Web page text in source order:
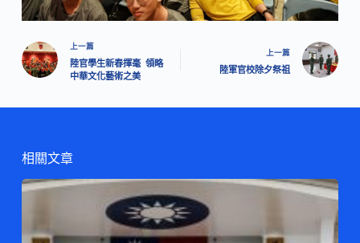
上一篇
陸官學生新春揮毫 領略
中華文化藝術之美
上一篇
陸軍官校除夕祭祖
相關文章